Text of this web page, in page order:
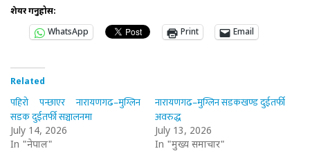
शेयर गर्नुहोस:
WhatsApp
Print Email
Related
पहिरो पन्छाएर नारायणगढ–मुग्लिन
सडक दुईतर्फी सञ्चालनमा
July 14, 2026
In "नेपाल"
नारायणगढ–मुग्लिन सडकखण्ड दुईतर्फी
अवरुद्ध
July 13, 2026
In "मुख्य समाचार"